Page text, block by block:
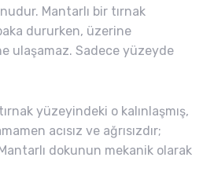
Mantarlı bir tırnak
dururken, üzerine
ulaşamaz. Sadece yüzeyde
yüzeyindeki o kalınlaşmış,
acısız ve ağrısızdır;
dokunun mekanik olarak